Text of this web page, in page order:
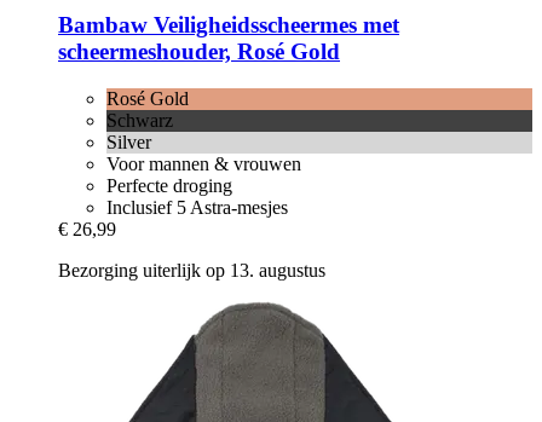
Bambaw Veiligheidsscheermes met
scheermeshouder, Rosé Gold
Rosé Gold
Schwarz
Silver
Voor mannen & vrouwen
Perfecte droging
Inclusief 5 Astra-mesjes
€ 26,99
Bezorging uiterlijk op 13. augustus